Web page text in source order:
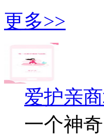
更多>>
爱护亲
一个神